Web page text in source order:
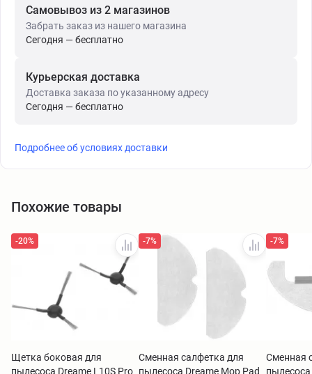
Самовывоз из 2 магазинов
Забрать заказ из нашего магазина
Сегодня — бесплатно
Курьерская доставка
Доставка заказа по указанному адресу
Сегодня — бесплатно
Подробнее об условиях доставки
Похожие товары
-20%
Щетка боковая для
пылесоса Dreame L10S Pro
-7%
Сменная салфетка для
пылесоса Dreame Mop Pad
-7%
Сменная
пылесоса